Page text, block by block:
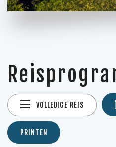
VOLLEDIGE REIS
PRINTEN